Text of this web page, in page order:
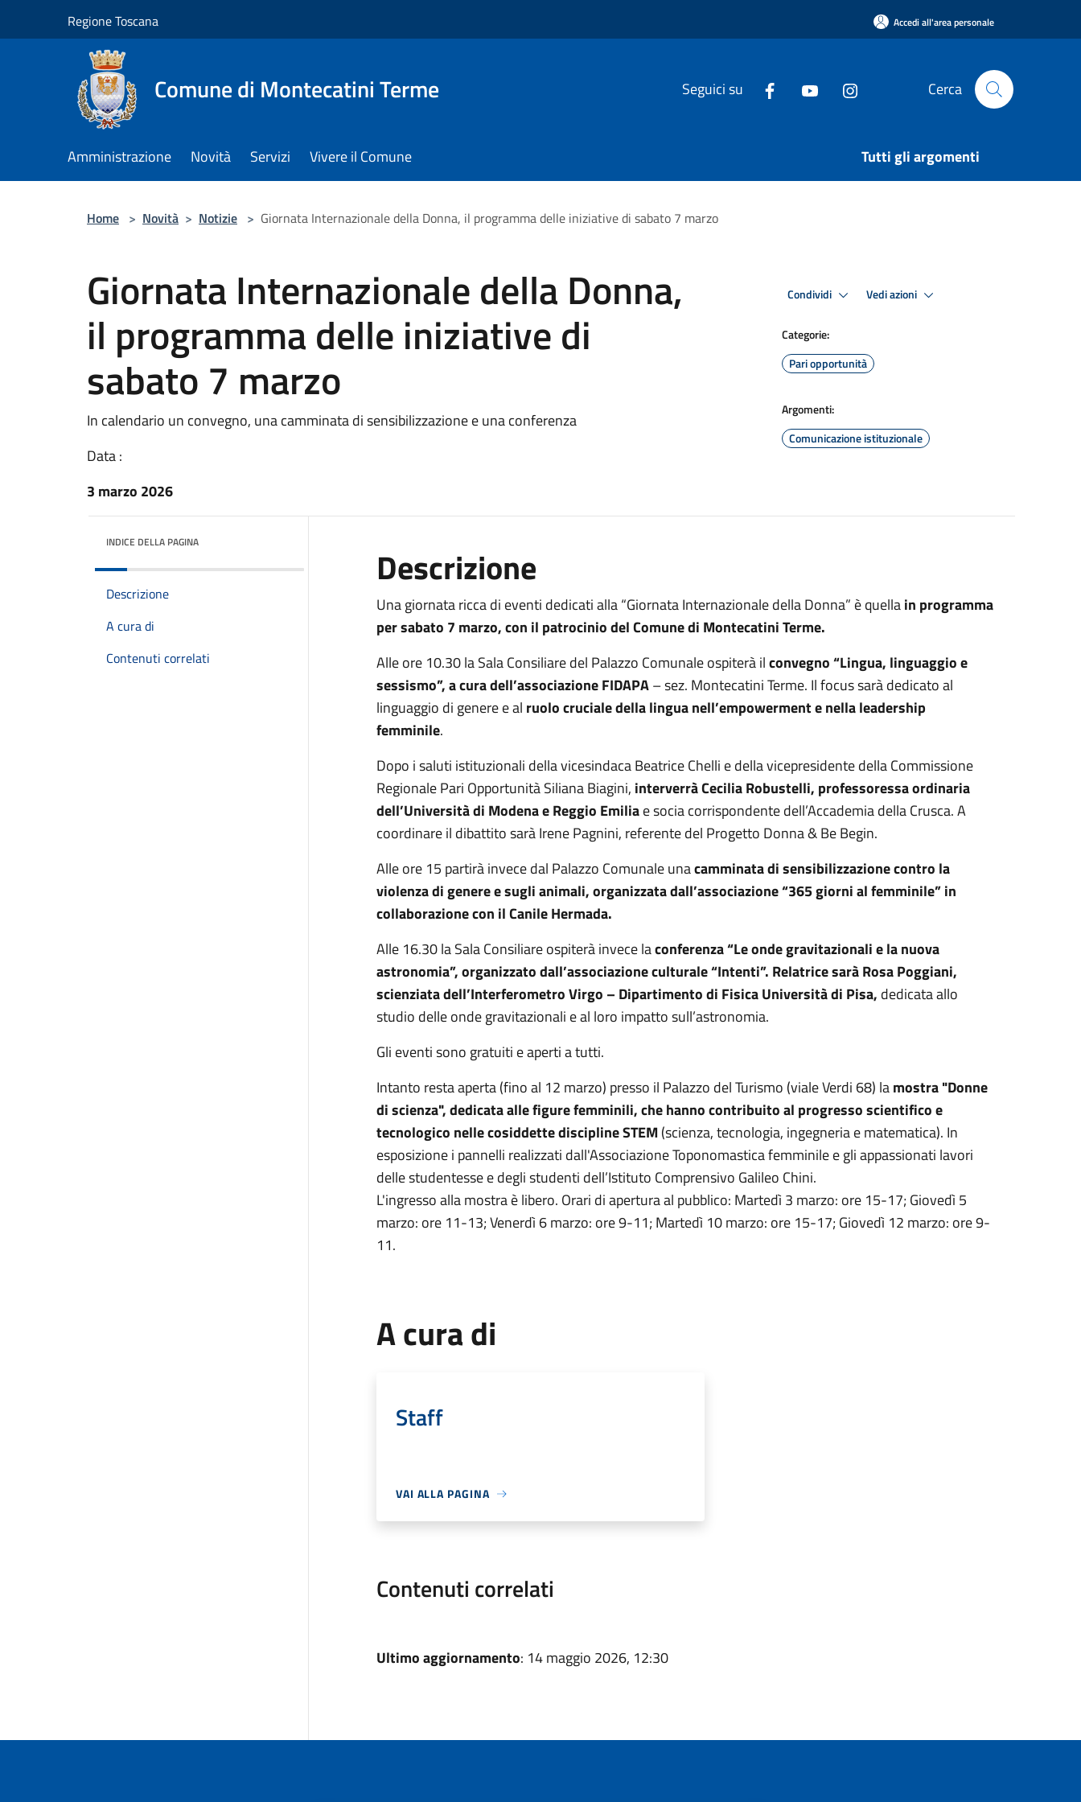
Regione Toscana Accedi all'area personale
Comune di Montecatini Terme Seguici su Cerca
Amministrazione Novità Servizi Vivere il Comune Tutti gli argomenti
Home > Novità > Notizie > Giornata Internazionale della Donna, il programma delle iniziative di sabato 7 marzo
Giornata Internazionale della Donna,
il programma delle iniziative di
sabato 7 marzo
In calendario un convegno, una camminata di sensibilizzazione e una conferenza
Data :
3 marzo 2026
Condividi Vedi azioni
Categorie:
Pari opportunità
Argomenti:
Comunicazione istituzionale
INDICE DELLA PAGINA
Descrizione
A cura di
Contenuti correlati
Descrizione
Una giornata ricca di eventi dedicati alla “Giornata Internazionale della Donna” è quellain programma
per sabato 7 marzo, con il patrocinio del Comune di Montecatini Terme.
Alle ore 10.30 la Sala Consiliare del Palazzo Comunale ospiterà ilconvegno “Lingua, linguaggio e
sessismo”, a cura dell’associazione FIDAPA– sez. Montecatini Terme. Il focus sarà dedicato al
linguaggio di genere e al ruolo cruciale della lingua nell’empowerment e nella leadership
femminile.
Dopo i saluti istituzionali della vicesindaca Beatrice Chelli e della vicepresidente della Commissione
Regionale Pari Opportunità Siliana Biagini, interverrà Cecilia Robustelli, professoressa ordinaria
dell’Università di Modena e Reggio Emiliae socia corrispondente dell’Accademia della Crusca. A
coordinare il dibattito sarà Irene Pagnini, referente del Progetto Donna & Be Begin.
Alle ore 15 partirà invece dal Palazzo Comunale unacamminata di sensibilizzazione contro la
violenza di genere e sugli animali,organizzata dall’associazione “365 giorni al femminile” in
collaborazione con il Canile Hermada.
Alle 16.30 la Sala Consiliare ospiterà invece laconferenza “Le onde gravitazionali e la nuova
astronomia”, organizzato dall’associazione culturale “Intenti”. Relatrice sarà Rosa Poggiani,
scienziata dell’Interferometro Virgo – Dipartimento di Fisica Università di Pisa, dedicata allo
studio delle onde gravitazionali e al loro impatto sull’astronomia.
Gli eventi sono gratuiti e aperti a tutti.
Intanto resta aperta (fino al 12 marzo) presso il Palazzo del Turismo (viale Verdi 68) lamostra "Donne
di scienza", dedicata alle figure femminili, che hanno contribuito al progresso scientifico e
tecnologico nelle cosiddette discipline STEM(scienza, tecnologia, ingegneria e matematica). In
esposizione i pannelli realizzati dall'Associazione Toponomastica femminile e gli appassionati lavori
delle studentesse e degli studenti dell’Istituto Comprensivo Galileo Chini.
L'ingresso alla mostra è libero. Orari di apertura al pubblico: Martedì 3 marzo: ore 15-17; Giovedì 5
marzo: ore 11-13; Venerdì 6 marzo: ore 9-11; Martedì 10 marzo: ore 15-17; Giovedì 12 marzo: ore 9-
11.
A cura di
Staff
VAI ALLA PAGINA
Contenuti correlati
Ultimo aggiornamento: 14 maggio 2026, 12:30